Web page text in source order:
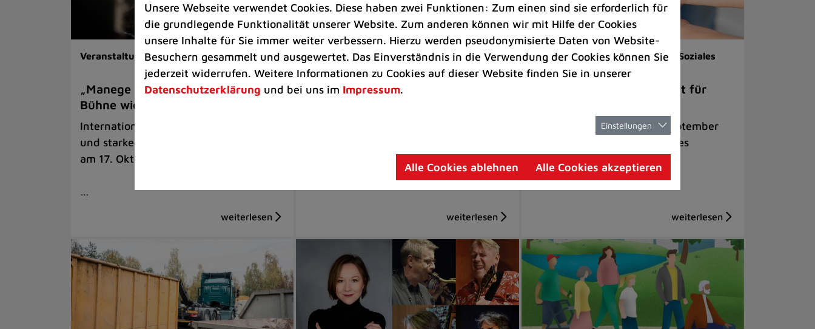
Veranstaltungen
„Manege Madness“ bringt die
Bühne wieder zum Beben
Internationale Rock- und Metalbands
und starke Acts aus der Region kommen
am 17. Oktober in Lintorf zusammen
…
Veranstaltungen | Rathaus | Freizeit
Ratingens Schlösser und Burgen
Ehrenamt | Veranstaltungen | Soziales
Nach dem Berufsleben Zeit für
Talkveranstaltung am 22. September
macht Lust auf ehrenamtliches
Unsere Webseite verwendet Cookies. Diese haben zwei Funktionen: Zum einen sind sie erforderlich für
die grundlegende Funktionalität unserer Website. Zum anderen können wir mit Hilfe der Cookies
unsere Inhalte für Sie immer weiter verbessern. Hierzu werden pseudonymisierte Daten von Website-
Besuchern gesammelt und ausgewertet. Das Einverständnis in die Verwendung der Cookies können Sie
jederzeit widerrufen. Weitere Informationen zu Cookies auf dieser Website finden Sie in unserer
Datenschutzerklärung und bei uns im Impressum.
Einstellungen
Alle Cookies ablehnen Alle Cookies akzeptieren